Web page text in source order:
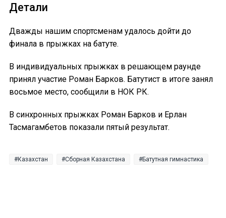
Детали
Дважды нашим спортсменам удалось дойти до
финала в прыжках на батуте.
В индивидуальных прыжках в решающем раунде
принял участие Роман Барков. Батутист в итоге занял
восьмое место, сообщили в НОК РК.
В синхронных прыжках Роман Барков и Ерлан
Тасмагамбетов показали пятый результат.
Казахстан Сборная Казахстана Батутная гимнастика